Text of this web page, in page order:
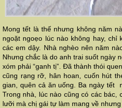
Mong tết là thế nhưng không năm
ngoặt ngoẹo lúc nào không hay,
các em dậy. Nhà nghèo nên năm
Nhưng chắc là do anh trai suốt ngày
xóm phải “ganh tị”. Đã thành thói
cũng rạng rỡ, hân hoan, cuốn hút
gian, quên cả ăn uống. Ba ngày tết
Trong nhà, lúc nào cũng có các
lưỡi mà chị gái tự làm mang về